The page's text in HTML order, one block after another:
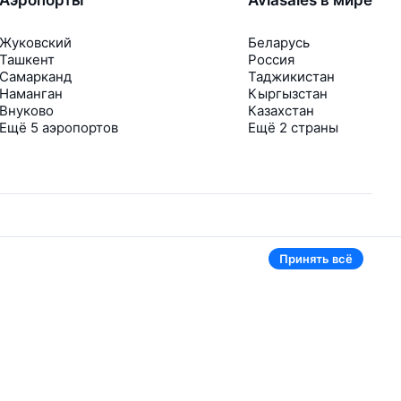
Жуковский
Ташкент
Самарканд
Наманган
Внуково
Ещё 5 аэропортов
Беларусь
Россия
Таджикистан
Кыргызстан
Казахстан
Ещё 2 страны
Принять всё